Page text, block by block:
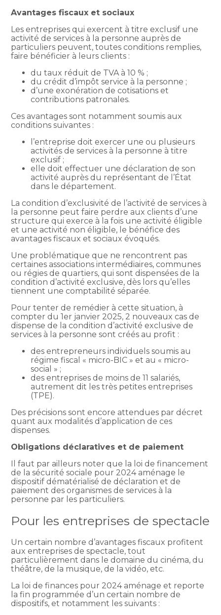
Avantages fiscaux et sociaux
Les entreprises qui exercent à titre exclusif une
activité de services à la personne auprès de
particuliers peuvent, toutes conditions remplies,
faire bénéficier à leurs clients :
du taux réduit de TVA à 10 % ;
du crédit d’impôt service à la personne ;
d’une exonération de cotisations et
contributions patronales.
Ces avantages sont notamment soumis aux
conditions suivantes :
l’entreprise doit exercer une ou plusieurs
activités de services à la personne à titre
exclusif ;
elle doit effectuer une déclaration de son
activité auprès du représentant de l’État
dans le département.
La condition d’exclusivité de l’activité de services à
la personne peut faire perdre aux clients d’une
structure qui exerce à la fois une activité éligible
et une activité non éligible, le bénéfice des
avantages fiscaux et sociaux évoqués.
Une problématique que ne rencontrent pas
certaines associations intermédiaires, communes
ou régies de quartiers, qui sont dispensées de la
condition d’activité exclusive, dès lors qu’elles
tiennent une comptabilité séparée.
Pour tenter de remédier à cette situation, à
compter du 1er janvier 2025, 2 nouveaux cas de
dispense de la condition d’activité exclusive de
services à la personne sont créés au profit :
des entrepreneurs individuels soumis au
régime fiscal « micro-BIC » et au « micro-
social » ;
des entreprises de moins de 11 salariés,
autrement dit les très petites entreprises
(TPE).
Des précisions sont encore attendues par décret
quant aux modalités d’application de ces
dispenses.
Obligations déclaratives et de paiement
Il faut par ailleurs noter que la loi de financement
de la sécurité sociale pour 2024 aménage le
dispositif dématérialisé de déclaration et de
paiement des organismes de services à la
personne par les particuliers.
Pour les entreprises de spectacle
Un certain nombre d’avantages fiscaux profitent
aux entreprises de spectacle, tout
particulièrement dans le domaine du cinéma, du
théâtre, de la musique, de la vidéo, etc.
La loi de finances pour 2024 aménage et reporte
la fin programmée d’un certain nombre de
dispositifs, et notamment les suivants :